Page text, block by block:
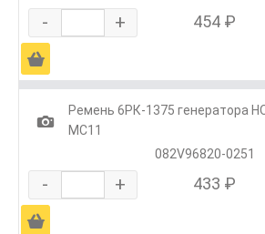
- + 454 ₽
Ä
1
Ремень 6РК-1375 генератора
МС11
082V96820-0251
- + 433 ₽
Ä